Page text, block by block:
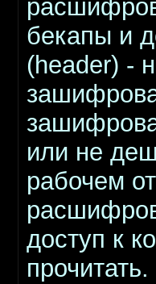
бекапы и
(header) -
или не
рабочем
доступ к
прочитать.